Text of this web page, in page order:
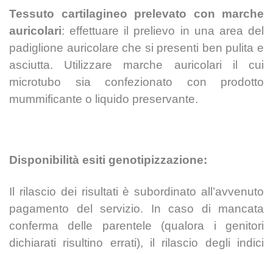
Tessuto cartilagineo prelevato con marche
auricolari: effettuare il prelievo in una area del
padiglione auricolare che si presenti ben pulita e
asciutta. Utilizzare marche auricolari il cui
microtubo sia confezionato con prodotto
mummificante o liquido preservante.
Disponibilità esiti genotipizzazione:
Il rilascio dei risultati è subordinato all’avvenuto
pagamento del servizio. In caso di mancata
conferma delle parentele (qualora i genitori
dichiarati risultino errati), il rilascio degli indici